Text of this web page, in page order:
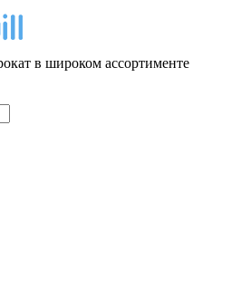
в широком ассортименте